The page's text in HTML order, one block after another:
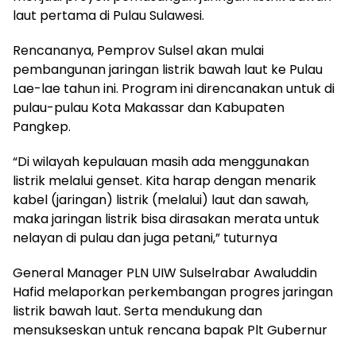
laut pertama di Pulau Sulawesi.
Rencananya, Pemprov Sulsel akan mulai
pembangunan jaringan listrik bawah laut ke Pulau
Lae-lae tahun ini. Program ini direncanakan untuk di
pulau-pulau Kota Makassar dan Kabupaten
Pangkep.
“Di wilayah kepulauan masih ada menggunakan
listrik melalui genset. Kita harap dengan menarik
kabel (jaringan) listrik (melalui) laut dan sawah,
maka jaringan listrik bisa dirasakan merata untuk
nelayan di pulau dan juga petani,” tuturnya
General Manager PLN UIW Sulselrabar Awaluddin
Hafid melaporkan perkembangan progres jaringan
listrik bawah laut. Serta mendukung dan
mensukseskan untuk rencana bapak Plt Gubernur